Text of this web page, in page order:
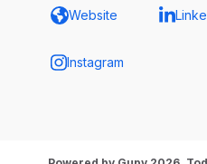
Website
Instagram